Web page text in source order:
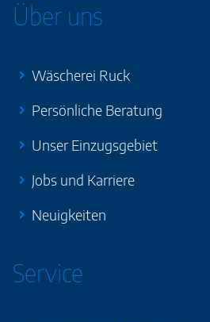
Über uns
Wäscherei Ruck
Persönliche Beratung
Unser Einzugsgebiet
Jobs und Karriere
Neuigkeiten
Service